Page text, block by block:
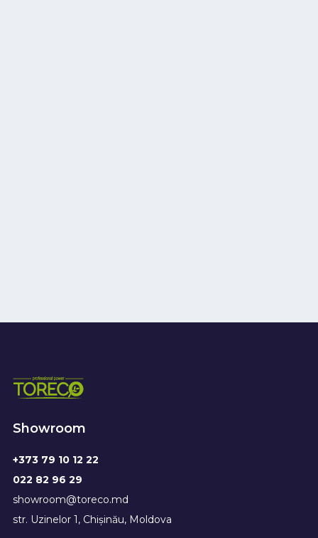
Showroom
+373 79 10 12 22
022 82 96 29
showroom@toreco.md
str. Uzinelor 1, Chișinău, Moldova